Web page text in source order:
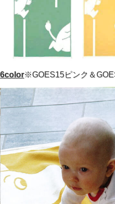
6color※GOES15ピンク＆